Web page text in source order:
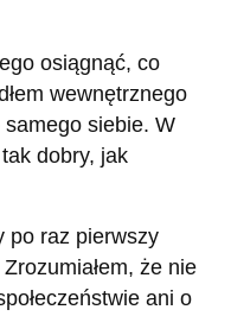
osiągnąć, co
wewnętrznego
siebie. W
dobry, jak
po raz pierwszy
że nie
ani o